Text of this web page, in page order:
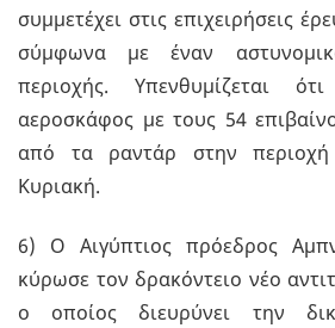
συμμετέχει στις επιχειρήσεις
σύμφωνα με έναν
περιοχής. Υπενθυμίζεται
αεροσκάφος με τους 54
από τα ραντάρ στην
Κυριακή.
6) Ο Αιγύπτιος πρόεδρος
κύρωσε τον δρακόντειο νέο
ο οποίος διευρύνει την